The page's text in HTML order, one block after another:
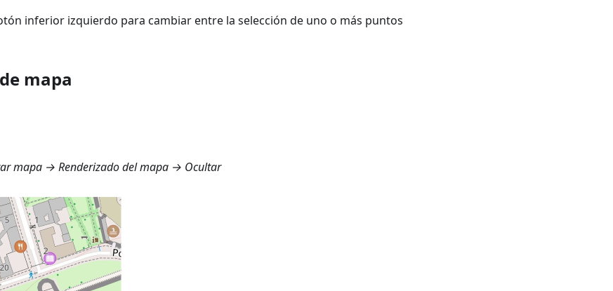
inferior izquierdo para cambiar entre la selección de uno o más puntos
mapa
mapa → Renderizado del mapa → Ocultar